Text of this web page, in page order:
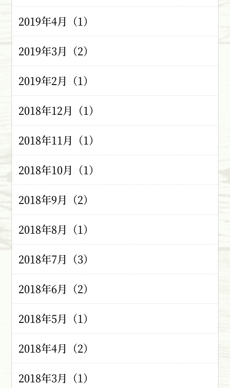
2019年4月（1）
2019年3月（2）
2019年2月（1）
2018年12月（1）
2018年11月（1）
2018年10月（1）
2018年9月（2）
2018年8月（1）
2018年7月（3）
2018年6月（2）
2018年5月（1）
2018年4月（2）
2018年3月（1）